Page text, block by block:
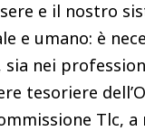
e il nostro
e umano: è
sia nei
tesoriere
Tlc,